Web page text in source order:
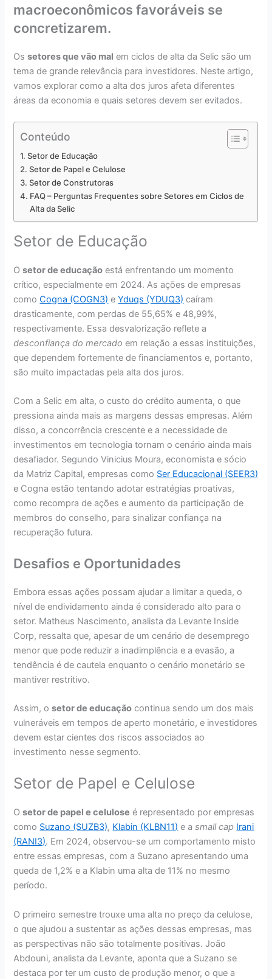
macroeconômicos favoráveis se
concretizarem.
Ossetores que vão mal em ciclos de alta da Selic são um
tema de grande relevância para investidores. Neste artigo,
vamos explorar como a alta dos juros afeta diferentes
áreas da economia e quais setores devem ser evitados.
Conteúdo
Setor de Educação
Setor de Papel e Celulose
Setor de Construtoras
FAQ – Perguntas Frequentes sobre Setores em Ciclos de
Alta da Selic
Setor de Educação
Osetor de educação está enfrentando um momento
crítico, especialmente em 2024. As ações de empresas
comoCogna (COGN3) eYduqs (YDUQ3) caíram
drasticamente, com perdas de 55,65% e 48,99%,
respectivamente. Essa desvalorização reflete a
desconfiança do mercado em relação a essas instituições,
que dependem fortemente de financiamentos e, portanto,
são muito impactadas pela alta dos juros.
Com a Selic em alta, o custo do crédito aumenta, o que
pressiona ainda mais as margens dessas empresas. Além
disso, a concorrência crescente e a necessidade de
investimentos em tecnologia tornam o cenário ainda mais
desafiador. Segundo Vinicius Moura, economista e sócio
da Matriz Capital, empresas como Ser Educacional (SEER3)
e Cogna estão tentando adotar estratégias proativas,
como recompra de ações e aumento da participação de
membros do conselho, para sinalizar confiança na
recuperação futura.
Desafios e Oportunidades
Embora essas ações possam ajudar a limitar a queda, o
nível de endividamento ainda é considerado alto para o
setor. Matheus Nascimento, analista da Levante Inside
Corp, ressalta que, apesar de um cenário de desemprego
menor que pode reduzir a inadimplência e a evasão, a
tendência é de cautela enquanto o cenário monetário se
mantiver restritivo.
Assim, osetor de educação continua sendo um dos mais
vulneráveis em tempos de aperto monetário, e investidores
devem estar cientes dos riscos associados ao
investimento nesse segmento.
Setor de Papel e Celulose
Osetor de papel e celulose é representado por empresas
como Suzano (SUZB3), Klabin (KLBN11) e asmall cap Irani
(RANI3). Em 2024, observou-se um comportamento misto
entre essas empresas, com a Suzano apresentando uma
queda de 1,2% e a Klabin uma alta de 11% no mesmo
período.
O primeiro semestre trouxe uma alta no preço da celulose,
o que ajudou a sustentar as ações dessas empresas, mas
as perspectivas não são totalmente positivas. João
Abdouni, analista da Levante, aponta que a Suzano se
destaca por ter um custo de produção menor, o que a